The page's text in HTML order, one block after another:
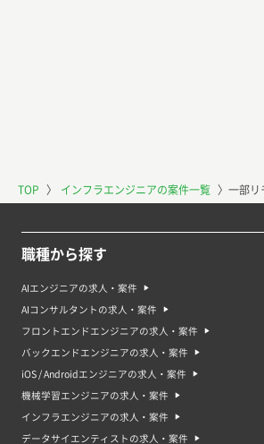
TOP 〉 インフラエンジニアの案件一覧 〉 一部リ
職種から探す
AIエンジニアの求人・案件
AIコンサルタントの求人・案件
フロントエンドエンジニアの求人・案件
バックエンドエンジニアの求人・案件
iOS / Androidエンジニアの求人・案件
機械学習エンジニアの求人・案件
インフラエンジニアの求人・案件
データサイエンティストの求人・案件